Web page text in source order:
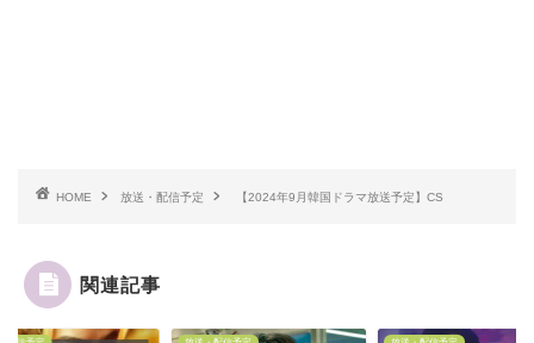
HOME 放送・配信予定 【2024年9月韓国ドラマ放送予定】CS
関連記事